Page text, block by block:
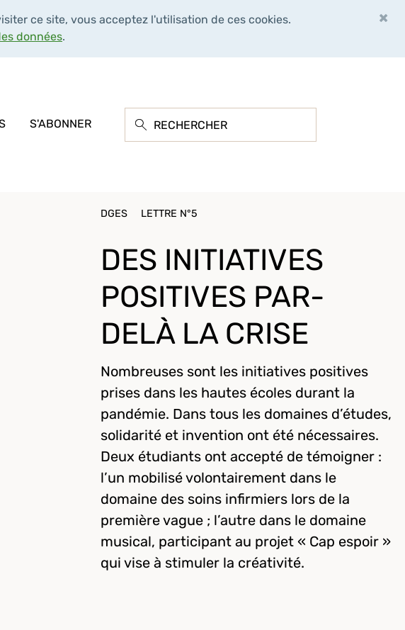
ce site, vous acceptez l'utilisation de ces cookies.
données.
×
S'ABONNER
DGES LETTRE N°5
DES INITIATIVES
POSITIVES PAR-
DELÀ LA CRISE
Nombreuses sont les initiatives positives
prises dans les hautes écoles durant la
pandémie. Dans tous les domaines d’études,
solidarité et invention ont été nécessaires.
Deux étudiants ont accepté de témoigner :
l’un mobilisé volontairement dans le
domaine des soins infirmiers lors de la
première vague ; l’autre dans le domaine
musical, participant au projet « Cap espoir »
qui vise à stimuler la créativité.